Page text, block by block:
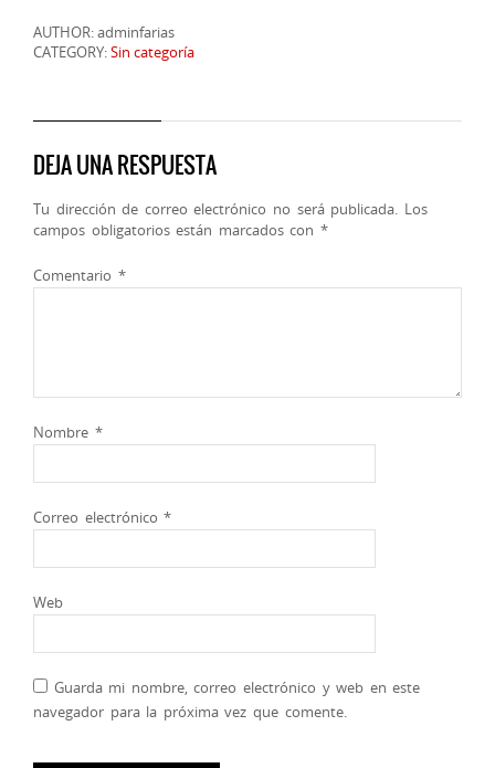
AUTHOR: adminfarias
CATEGORY:Sin categoría
DEJA UNA RESPUESTA
Tu dirección de correo electrónico no será publicada. Los
campos obligatorios están marcados con *
Comentario *
Nombre *
Correo electrónico*
Web
Guarda mi nombre, correo electrónico y web en este
navegador para la próxima vez que comente.